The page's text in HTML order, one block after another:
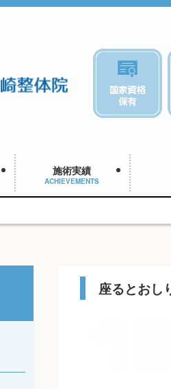
施術実績
ACHIEVEMENTS
座るとおし